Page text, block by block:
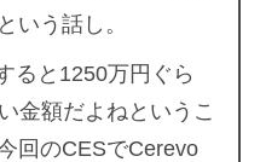
いう話し。
ると1250万円ぐら
金額だよねというこ
回のCESでCerevo